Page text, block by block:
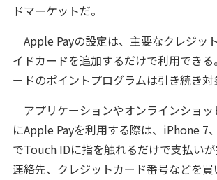
ドマーケットだ。
Apple Payの設定は、主要なクレジッ
イドカードを追加するだけで利用でき
ードのポイントプログラムは引き続き対
アプリケーションやオンラインショッ
にApple Payを利用する際は、iPhone 7
でTouch IDに指を触れるだけで支払い
連絡先、クレジットカード番号などを